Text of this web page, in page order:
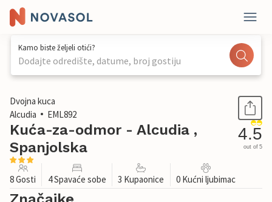
Kamo biste željeli otići?
Dodajte odredište, datume, broj gostiju
1 / 39
Dvojna kuca
Alcudia
EML892
Kuća-za-odmor - Alcudia ,
Spanjolska
4.5
out of 5
8 Gosti 4 Spavaće sobe 3 Kupaonice 0 Kućni ljubimac